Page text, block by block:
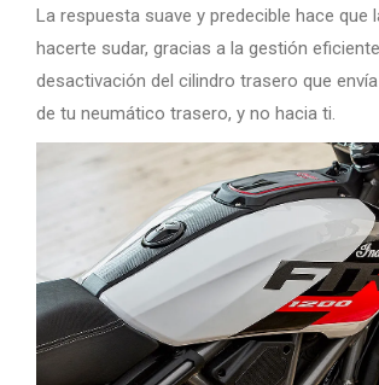
La respuesta suave y predecible hace que
hacerte sudar, gracias a la gestión
desactivación del cilindro trasero que
de tu neumático trasero, y no hacia ti.